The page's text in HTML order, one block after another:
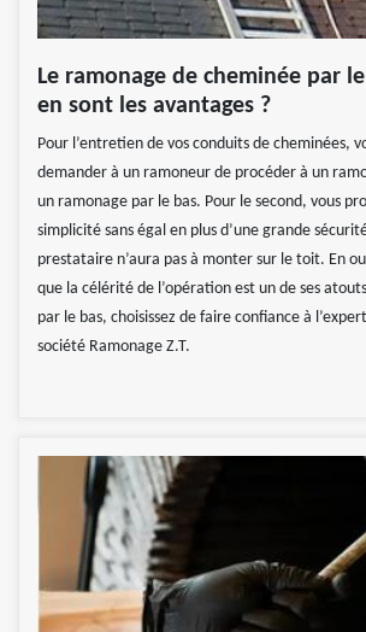
Le ramonage de cheminée par
en sont les avantages ?
Pour l’entretien de vos conduits de cheminées,
demander à un ramoneur de procéder à un
un ramonage par le bas. Pour le second, vous
simplicité sans égal en plus d’une grande
prestataire n’aura pas à monter sur le toit. En
que la célérité de l’opération est un de ses
par le bas, choisissez de faire confiance à
société Ramonage Z.T.